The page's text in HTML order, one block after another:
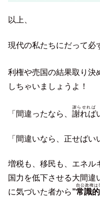
以上、
現代の私たちにだって必
利権や売国の結果取り決
しちゃいましょうよ！
「間違ったなら、 謝れば
謝らせれば
「間違いなら、正せばい
増税も、移民も、エネル
国力を低下させる大間違
に気づいた者から”常識
自公政権は